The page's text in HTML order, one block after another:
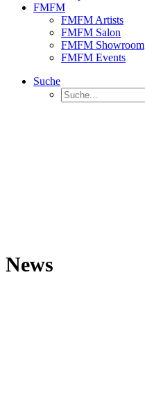
FMFM
FMFM Artists
FMFM Salon
FMFM Showroom
FMFM Events
Suche
News